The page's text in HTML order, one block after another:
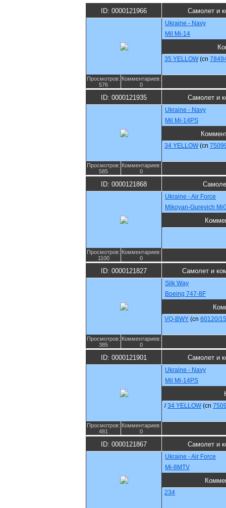
ID: 0000121966 Самолет и
Ukraine - Navy
Mil Mi-14
35 YELLOW (cn
Просмотров:
576
Комментариев:
0
ID: 0000121935 Самолет и
Ukraine - Navy
Mil Mi-14PS
34 YELLOW (cn
Просмотров:
585
Комментариев:
0
ID: 0000121868
Ukraine - Air Force
Mikoyan-Gurevich
Просмотров:
1100
Комментариев:
0
ID: 0000121827 Самолет и
Silk Way
Boeing 747-8F
VQ-BWY (cn 60120/
Просмотров:
385
Комментариев:
0
ID: 0000121901 Самолет и
Ukraine - Navy
Mil Mi-14PS
/34 YELLOW (cn
Просмотров:
481
Комментариев:
0
ID: 0000121867 Самолет и
Ukraine - Air Force
Mi-8MTV
234